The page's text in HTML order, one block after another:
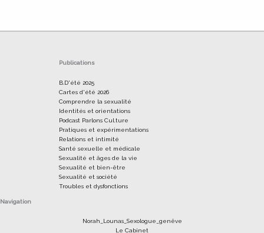
Publications
B.D'été 2025
Cartes d'été 2026
Comprendre la sexualité
Identités et orientations
Podcast Parlons Cul.ture
Pratiques et expérimentations
Relations et intimité
Santé sexuelle et médicale
Sexualité et âges de la vie
Sexualité et bien-être
Sexualité et société
Troubles et dysfonctions
Navigation
Norah_Lounas_Sexologue_genêve
Le Cabinet